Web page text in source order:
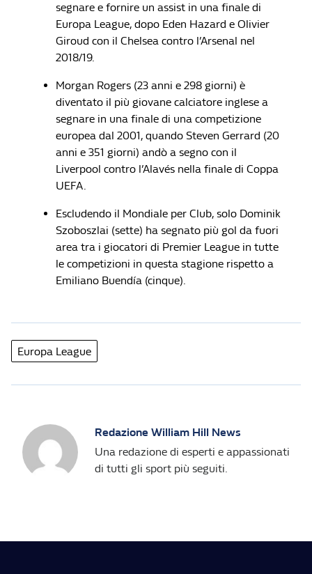
segnare e fornire un assist in una finale di
Europa League, dopo Eden Hazard e Olivier
Giroud con il Chelsea contro l’Arsenal nel
2018/19.
Morgan Rogers (23 anni e 298 giorni) è
diventato il più giovane calciatore inglese a
segnare in una finale di una competizione
europea dal 2001, quando Steven Gerrard (20
anni e 351 giorni) andò a segno con il
Liverpool contro l’Alavés nella finale di Coppa
UEFA.
Escludendo il Mondiale per Club, solo Dominik
Szoboszlai (sette) ha segnato più gol da fuori
area tra i giocatori di Premier League in tutte
le competizioni in questa stagione rispetto a
Emiliano Buendía (cinque).
Europa League
Redazione William Hill News
Una redazione di esperti e appassionati
di tutti gli sport più seguiti.